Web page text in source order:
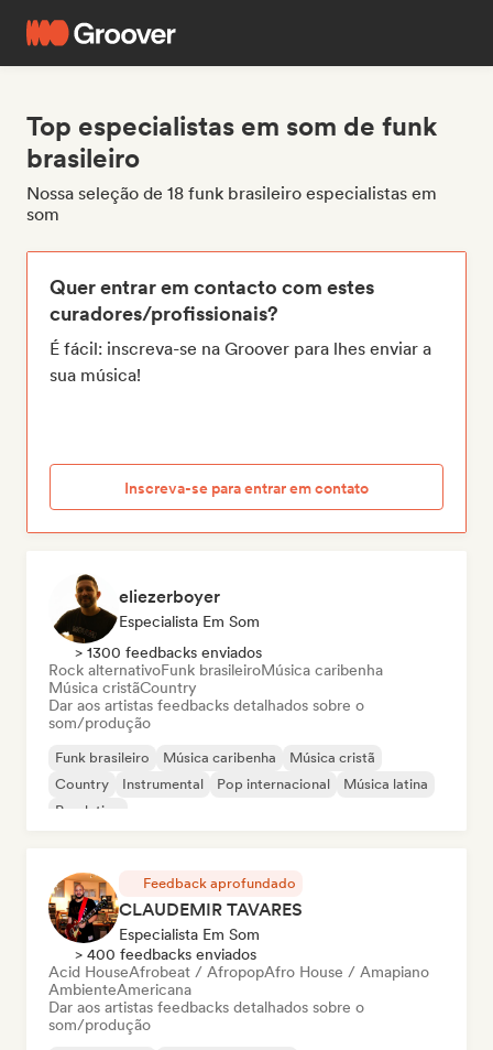
Top especialistas em som de funk
brasileiro
Nossa seleção de 18 funk brasileiro especialistas em
som
Quer entrar em contacto com estes
curadores/profissionais?
É fácil: inscreva-se na Groover para lhes enviar a
sua música!
Inscreva-se para entrar em contato
eliezerboyer
Especialista Em Som
> 1300 feedbacks enviados
Rock alternativoFunk brasileiroMúsica caribenha
Música cristãCountry
Dar aos artistas feedbacks detalhados sobre o
som/produção
Funk brasileiro Música caribenha
Música cristã
Country
Instrumental Pop internacional
Música latina
Pop latino
Feedback aprofundado
CLAUDEMIR TAVARES
Especialista Em Som
> 400 feedbacks enviados
Acid HouseAfrobeat / AfropopAfro House / Amapiano
AmbienteAmericana
Dar aos artistas feedbacks detalhados sobre o
som/produção